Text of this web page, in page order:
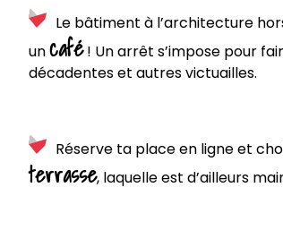
Le bâtiment à l’architecture
uncafé! Un arrêt s’impose pour
décadentes et autres victuailles.
Réserve ta place en ligne et
terrasse, laquelle est d’ailleurs